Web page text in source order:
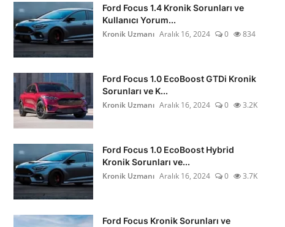
Ford Focus 1.4 Kronik Sorunları ve
Kullanıcı Yorum...
Kronik Uzmanı Aralık 16, 2024 0 834
Ford Focus 1.0 EcoBoost GTDi Kronik
Sorunları ve K...
Kronik Uzmanı Aralık 16, 2024 0 3.2K
Ford Focus 1.0 EcoBoost Hybrid
Kronik Sorunları ve...
Kronik Uzmanı Aralık 16, 2024 0 3.7K
Ford Focus Kronik Sorunları ve